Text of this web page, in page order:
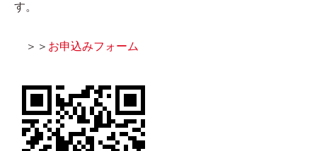
す。
＞＞ お申込みフォーム